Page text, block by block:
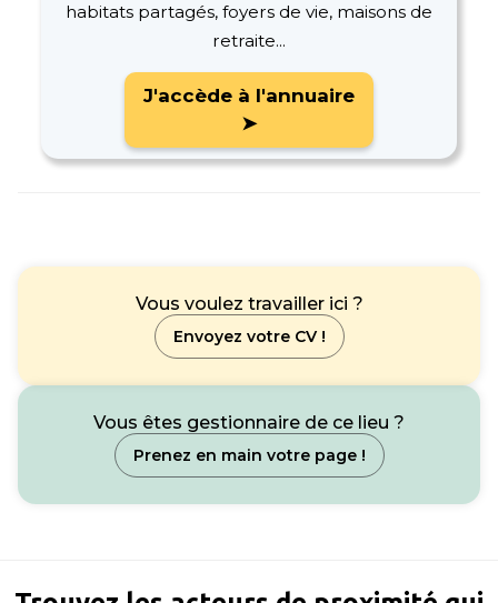
habitats partagés, foyers de vie, maisons de
retraite...
J'accède à l'annuaire
➤
Vous voulez travailler ici ?
Envoyez votre CV !
Vous êtes gestionnaire de ce lieu ?
Prenez en main votre page !